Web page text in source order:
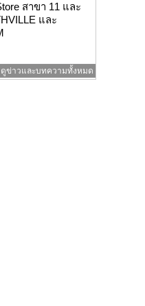
สาขา 11 และ
และ
ดูข่าวและบทความทั้งหมด